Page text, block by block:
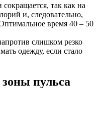
так как на
и, следовательно,
время 40 – 50
слишком резко
одежду, если стало
пульса